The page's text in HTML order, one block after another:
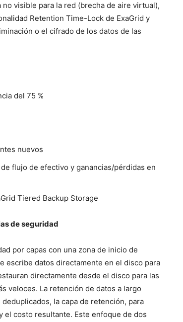
no visible para la red (brecha de aire virtual),
Retention Time-Lock de ExaGrid y
o el cifrado de los datos de las
del 75 %
nuevos
flujo de efectivo y ganancias/pérdidas en
Tiered Backup Storage
de seguridad
por capas con una zona de inicio de
escribe datos directamente en el disco para
directamente desde el disco para las
veloces. La retención de datos a largo
la capa de retención, para
el costo resultante. Este enfoque de dos